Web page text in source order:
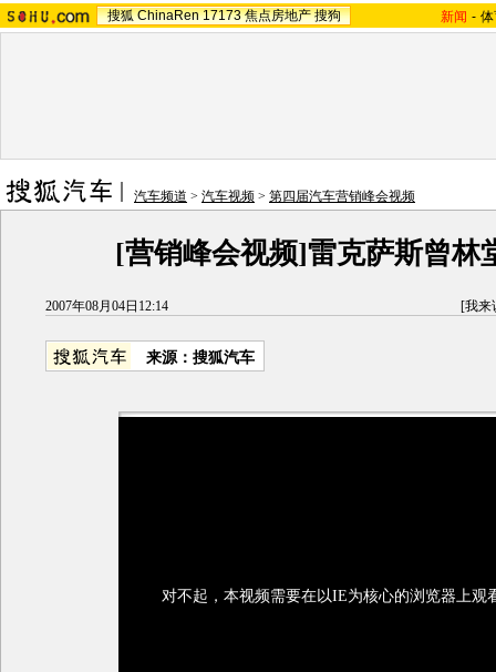
搜狐 ChinaRen 17173 焦点房地产 搜狗 新闻 -
汽车频道 > 汽车视频 > 第四届汽车营销峰会视频
[营销峰会视频]雷克萨斯曾林
2007年08月04日12:14 [我来
来源：搜狐汽车
对不起，本视频需要在以IE为核心的浏览器上观